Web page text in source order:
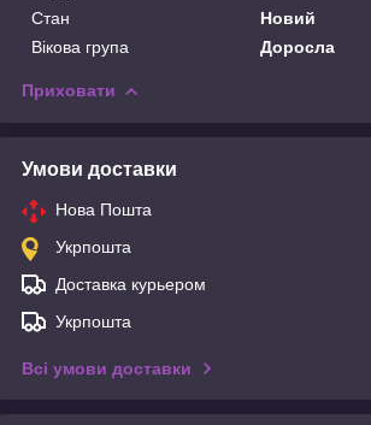
Стан
Новий
Вікова група
Доросла
Приховати
Умови доставки
Нова Пошта
Укрпошта
Доставка курьером
Укрпошта
Всі умови доставки